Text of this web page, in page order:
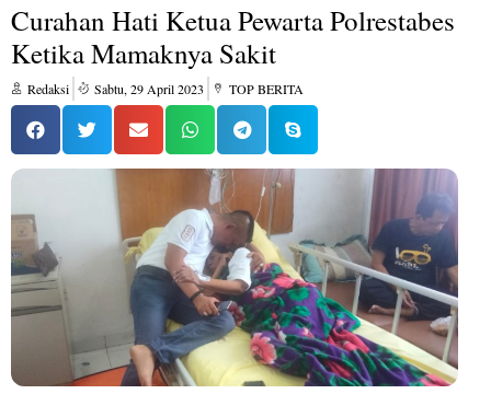
Curahan Hati Ketua Pewarta Polrestabes
Ketika Mamaknya Sakit
Redaksi Sabtu, 29 April 2023 TOP BERITA